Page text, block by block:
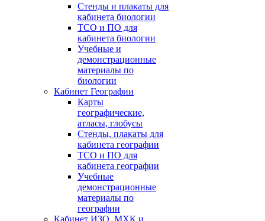
Стенды и плакаты для
кабинета биологии
ТСО и ПО для
кабинета биологии
Учебные и
демонстрационные
материалы по
биологии
Кабинет Географии
Карты
географические,
атласы, глобусы
Стенды, плакаты для
кабинета географии
ТСО и ПО для
кабинета географии
Учебные
демонстрационные
материалы по
географии
Кабинет ИЗО, МХК и